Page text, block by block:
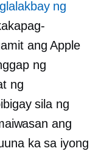
ng
ang Apple
ng
ng
sila ng
ang
ka sa iyong